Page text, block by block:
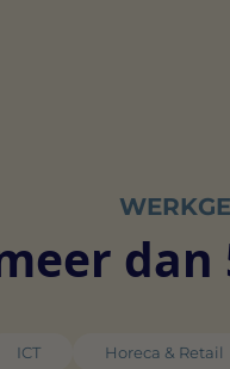
dan
ICT Horeca & Retail